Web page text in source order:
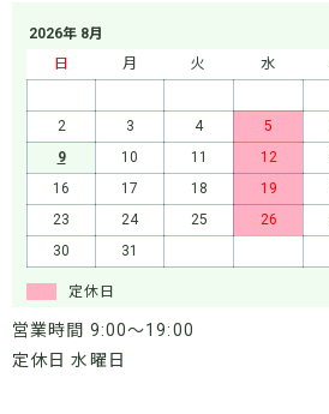
2026年 8月
日
月 火 水
2
3 4 5
9
10 11 12
16
17 18 19
23
24 25 26
30
31
定休日
営業時間 9:00～19:00
定休日 水曜日